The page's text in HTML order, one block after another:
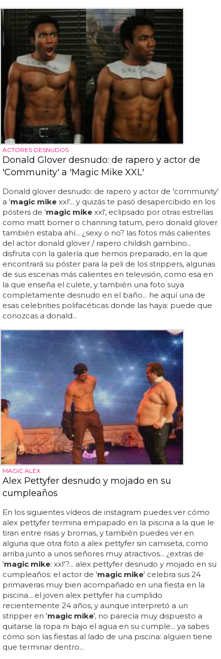
ACTORES DESNUDOS
Donald Glover desnudo: de rapero y actor de
'Community' a 'Magic Mike XXL'
Donald glover desnudo: de rapero y actor de 'community'
a 'magic mike xxl'... y quizás te pasó desapercibido en los
pósters de 'magic mike xxl', eclipsado por otras estrellas
como matt bomer o channing tatum, pero donald glover
también estaba ahí... ¿sexy o no? las fotos más calientes
del actor donald glover / rapero childish gambino...
disfruta con la galería que hemos preparado, en la que
encontrará su póster para la peli de los strippers, algunas
de sus escenas más calientes en televisión, como esa en
la que enseña el culete, y también una foto suya
completamente desnudo en el baño... he aquí una de
esas celebrities polifacéticas donde las haya: puede que
conozcas a donald...
MAGIC ALEX
Alex Pettyfer desnudo y mojado en su
cumpleaños
En los siguientes vídeos de instagram puedes ver cómo
alex pettyfer termina empapado en la piscina a la que le
tiran entre risas y bromas, y también puedes ver en
alguna que otra foto a alex pettyfer sin camiseta, como
arriba junto a unos señores muy atractivos... ¿extras de
'magic mike: xxl'?... alex pettyfer desnudo y mojado en su
cumpleaños: el actor de 'magic mike' celebra sus 24
primaveras muy bien acompañado en una fiesta en la
piscina... el joven alex pettyfer ha cumplido
recientemente 24 años, y aunque interpretó a un
stripper en 'magic mike', no parecía muy dispuesto a
quitarse la ropa ni bajo el agua en su cumple... ya sabes
cómo son las fiestas al lado de una piscina: alguien tiene
que terminar dentro...